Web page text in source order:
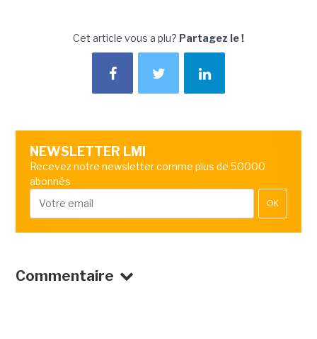
Cet article vous a plu? Partagez le !
NEWSLETTER LMI
Recevez notre newsletter comme plus de 50000
abonnés
OK
Commentaire